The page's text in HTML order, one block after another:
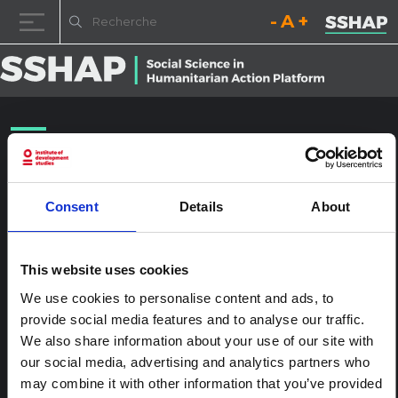
Consent Details About
This website uses cookies
We use cookies to personalise content and ads, to
provide social media features and to analyse our traffic.
We also share information about your use of our site with
our social media, advertising and analytics partners who
may combine it with other information that you’ve provided
Diminuez la taille de la
Réinitialisez la
NYHQ2014-1800
Publié le24 janvier 2017(24 janvier 2017)parssia_admin